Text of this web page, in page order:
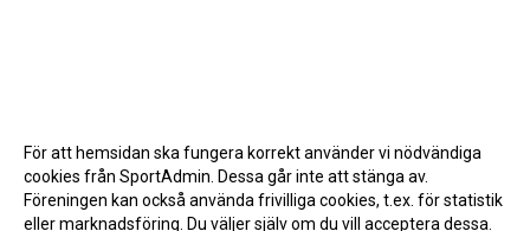
För att hemsidan ska fungera korrekt använder vi nödvändiga
cookies från SportAdmin. Dessa går inte att stänga av.
Föreningen kan också använda frivilliga cookies, t.ex. för statistik
eller marknadsföring. Du väljer själv om du vill acceptera dessa.